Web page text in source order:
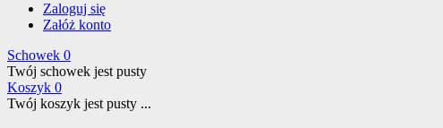
Zaloguj się
Załóż konto
Schowek 0
Twój schowek jest pusty
Koszyk 0
Twój koszyk jest pusty ...